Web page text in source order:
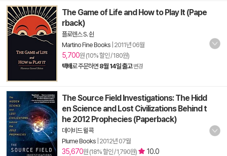
The Game of Life and How to Play It (Pape
rback)
플로렌스 S. 쉰
Martino Fine Books 2011년 06월
5,700원 (10% 할인 / 180원)
택배로 주문하면 8월 14일 출고 변경
The Source Field Investigations: The Hidd
en Science and Lost Civilizations Behind t
he 2012 Prophecies (Paperback)
데이비드 윌콕
Plume Books 2012년 07월
35,670원 (18% 할인 / 1,790원) 10.0